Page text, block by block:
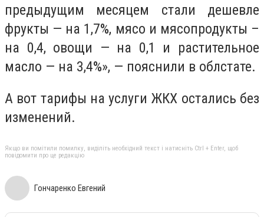
предыдущим месяцем стали дешевле
фрукты — на 1,7%, мясо и мясопродукты –
на 0,4, овощи — на 0,1 и растительное
масло — на 3,4%», — пояснили в облстате.
А вот тарифы на услуги ЖКХ остались без
из­менений.
Якщо ви помітили помилку, виділіть необхідний текст і натисніть Ctrl + Enter, щоб
повідомити про це редакцію
Гончаренко Евгений